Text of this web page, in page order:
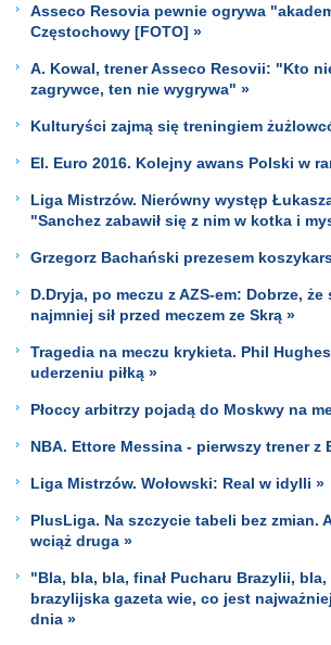
Asseco Resovia pewnie ogrywa
Częstochowy [FOTO] »
A. Kowal, trener Asseco Resovii: "Kto
zagrywce, ten nie wygrywa" »
Kulturyści zajmą się treningiem
El. Euro 2016. Kolejny awans Polski w
Liga Mistrzów. Nierówny występ
"Sanchez zabawił się z nim w kotka i
Grzegorz Bachański prezesem
D.Dryja, po meczu z AZS-em: Dobrze,
najmniej sił przed meczem ze Skrą »
Tragedia na meczu krykieta. Phil Hughes
uderzeniu piłką »
Płoccy arbitrzy pojadą do Moskwy na
NBA. Ettore Messina - pierwszy trener z
Liga Mistrzów. Wołowski: Real w idylli »
PlusLiga. Na szczycie tabeli bez zmian.
wciąż druga »
"Bla, bla, bla, finał Pucharu Brazylii,
brazylijska gazeta wie, co jest
dnia »